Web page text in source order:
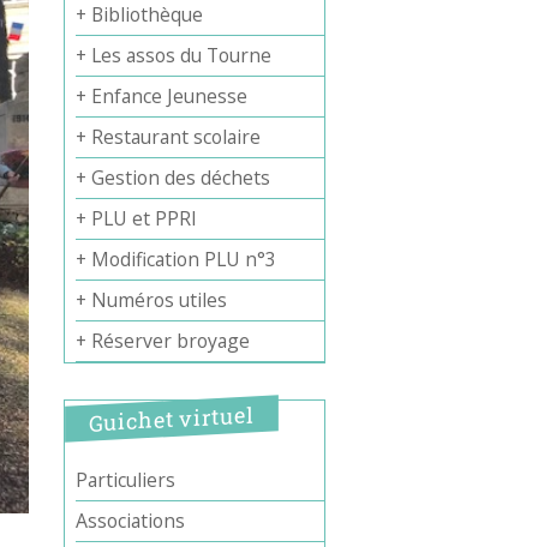
+ Bibliothèque
+ Les assos du Tourne
+ Enfance Jeunesse
+ Restaurant scolaire
+ Gestion des déchets
+ PLU et PPRI
+ Modification PLU n°3
+ Numéros utiles
+ Réserver broyage
Guichet virtuel
Particuliers
Associations